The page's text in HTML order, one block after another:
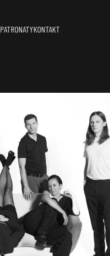
PATRONATYKONTAKT